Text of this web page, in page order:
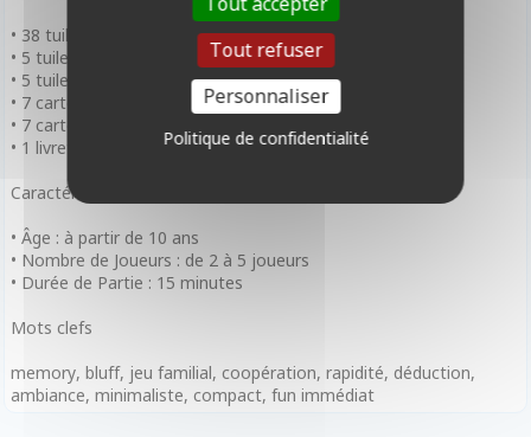
• 38 tuiles Direction
• 5 tuiles Perdu
• 5 tuiles Score
• 7 cartes Étage
• 7 cartes Danger
• 1 livret de règles
Caractéristiques
• Âge : à partir de 10 ans
• Nombre de Joueurs : de 2 à 5 joueurs
• Durée de Partie : 15 minutes
Mots clefs
memory, bluff, jeu familial, coopération, rapidité, déduction,
ambiance, minimaliste, compact, fun immédiat
Tout refuser
Personnaliser
Politique de confidentialité